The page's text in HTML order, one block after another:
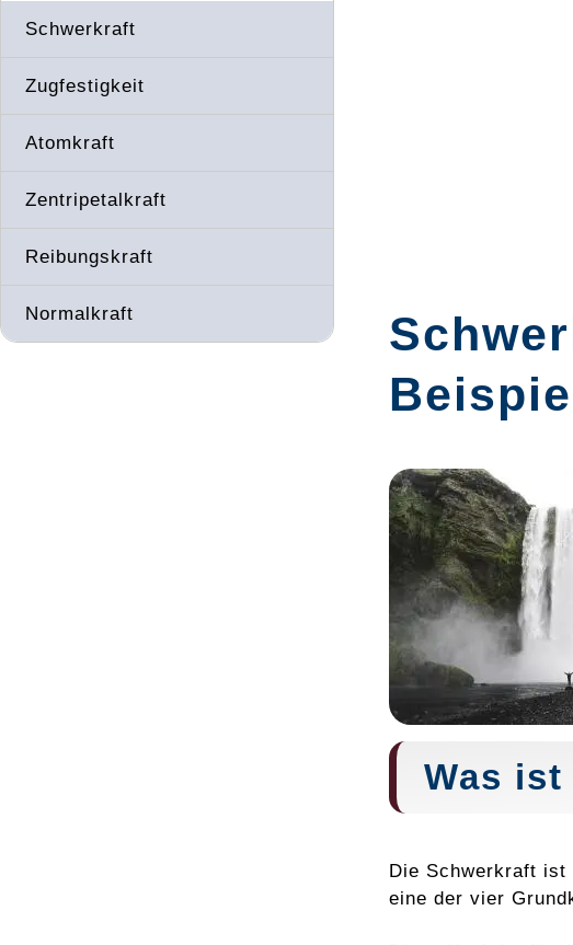
Schwerkraft
Zugfestigkeit
Atomkraft
Zentripetalkraft
Reibungskraft
Normalkraft
Was
Die Schwerkraft ist
eine der vier